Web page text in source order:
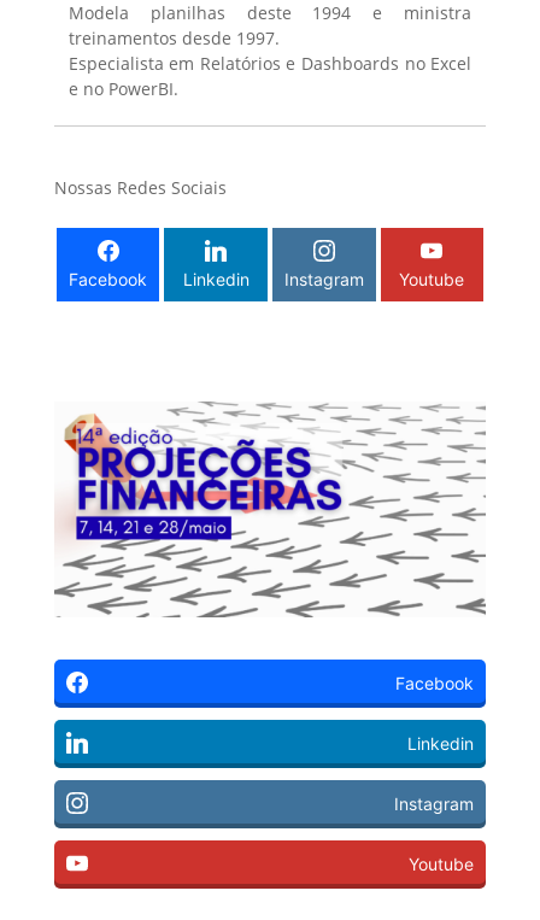
Modela planilhas deste 1994 e ministra
treinamentos desde 1997.
Especialista em Relatórios e Dashboards no Excel
e no PowerBI.
Nossas Redes Sociais
Facebook Linkedin Instagram Youtube
Facebook
Linkedin
Instagram
Youtube